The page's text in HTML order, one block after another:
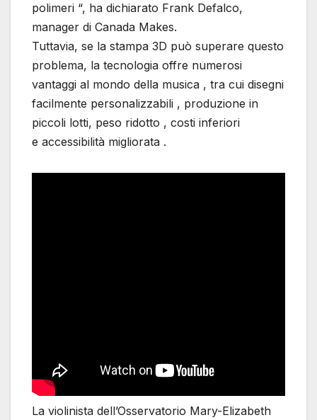
polimeri “, ha dichiarato Frank Defalco,
manager di Canada Makes.
Tuttavia, se la stampa 3D può superare questo
problema, la tecnologia offre numerosi
vantaggi al mondo della musica , tra cui disegni
facilmente personalizzabili , produzione in
piccoli lotti, peso ridotto , costi inferiori
e accessibilità migliorata .
La violinista dell’Osservatorio Mary-Elizabeth